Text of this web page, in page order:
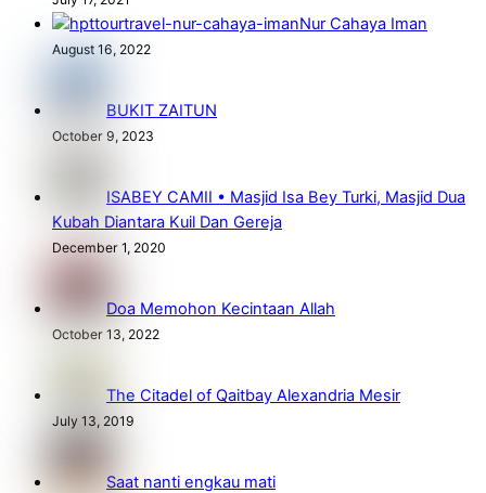
Nur Cahaya Iman
August 16, 2022
BUKIT ZAITUN
October 9, 2023
ISABEY CAMII • Masjid Isa Bey Turki, Masjid Dua
Kubah Diantara Kuil Dan Gereja
December 1, 2020
Doa Memohon Kecintaan Allah
October 13, 2022
The Citadel of Qaitbay Alexandria Mesir
July 13, 2019
Saat nanti engkau mati